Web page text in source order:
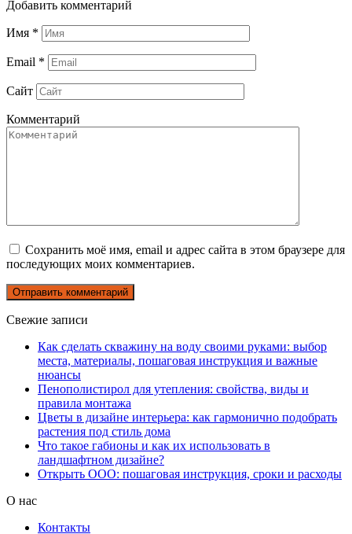
Добавить комментарий
Имя *
Email *
Сайт
Комментарий
Сохранить моё имя, email и адрес сайта в этом браузере для
последующих моих комментариев.
Свежие записи
Как сделать скважину на воду своими руками: выбор
места, материалы, пошаговая инструкция и важные
нюансы
Пенополистирол для утепления: свойства, виды и
правила монтажа
Цветы в дизайне интерьера: как гармонично подобрать
растения под стиль дома
Что такое габионы и как их использовать в
ландшафтном дизайне?
Открыть ООО: пошаговая инструкция, сроки и расходы
О нас
Контакты